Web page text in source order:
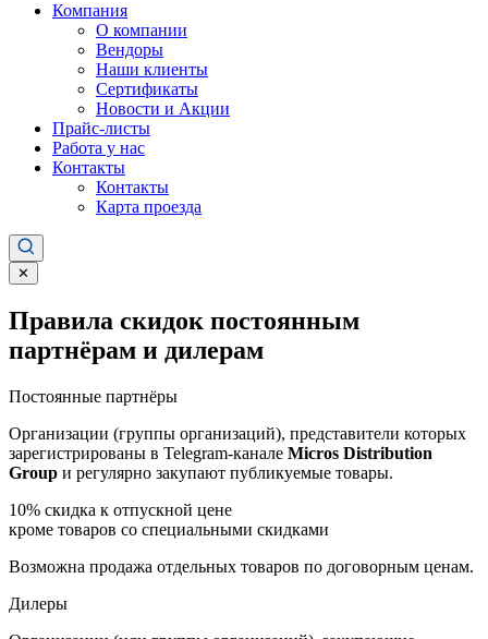
Компания
О компании
Вендоры
Наши клиенты
Сертификаты
Новости и Акции
Прайс-листы
Работа у нас
Контакты
Контакты
Карта проезда
✕
Правила скидок постоянным
партнёрам и дилерам
Постоянные партнёры
Организации (группы организаций), представители которых
зарегистрированы в Telegram-канале Micros Distribution
Group и регулярно закупают публикуемые товары.
10% скидка к отпускной цене
кроме товаров со специальными скидками
Возможна продажа отдельных товаров по договорным ценам.
Дилеры